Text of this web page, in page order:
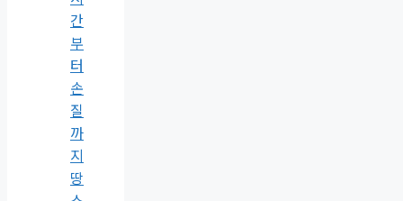
간
부
터
손
질
까
지
땅